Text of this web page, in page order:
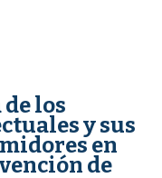
los
y sus
en
de